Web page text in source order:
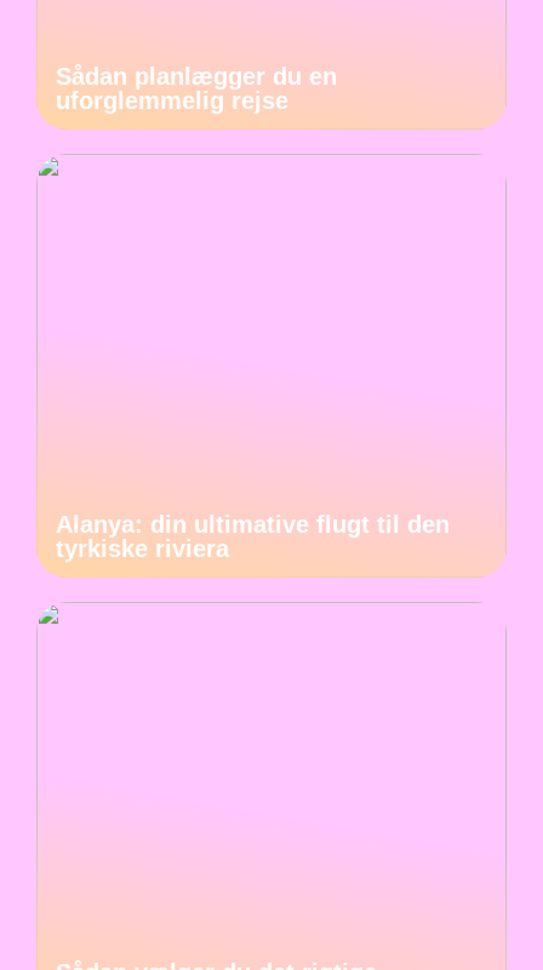
Sådan planlægger du en
uforglemmelig rejse
Alanya: din ultimative flugt til den
tyrkiske riviera